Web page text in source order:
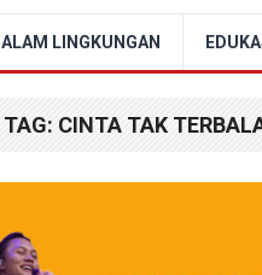
ALAM LINGKUNGAN
TAG: CINTA TAK